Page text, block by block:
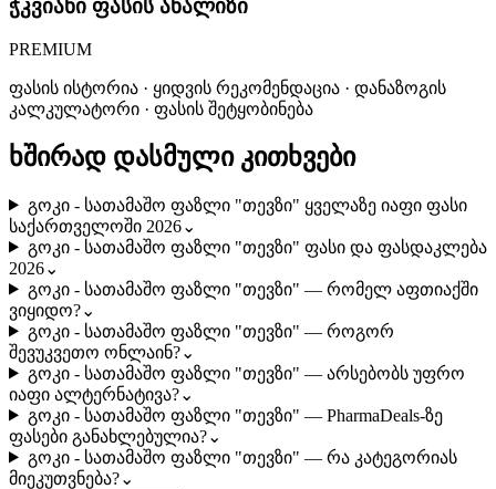
ჭკვიანი ფასის ანალიზი
PREMIUM
ფასის ისტორია · ყიდვის რეკომენდაცია · დანაზოგის
კალკულატორი · ფასის შეტყობინება
ხშირად დასმული კითხვები
გოკი - სათამაშო ფაზლი "თევზი" ყველაზე იაფი ფასი
საქართველოში 2026⌄
გოკი - სათამაშო ფაზლი "თევზი" ფასი და ფასდაკლება
2026⌄
გოკი - სათამაშო ფაზლი "თევზი" — რომელ აფთიაქში
ვიყიდო?⌄
გოკი - სათამაშო ფაზლი "თევზი" — როგორ
შევუკვეთო ონლაინ?⌄
გოკი - სათამაშო ფაზლი "თევზი" — არსებობს უფრო
იაფი ალტერნატივა?⌄
გოკი - სათამაშო ფაზლი "თევზი" — PharmaDeals-ზე
ფასები განახლებულია?⌄
გოკი - სათამაშო ფაზლი "თევზი" — რა კატეგორიას
მიეკუთვნება?⌄